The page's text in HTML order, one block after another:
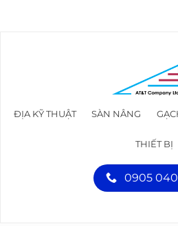
ĐỊA KỸ THUẬT SÀN NÂNG
THIẾT BỊ
0905